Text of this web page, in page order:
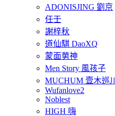
ADONISJING 劉京
任壬
謝梓秋
道仙騏 DaoXQ
蒙面莮神
Men Story 風孩子
MUCHUM 壹木巡川
Wufanlove2
Noblest
HIGH 嗨